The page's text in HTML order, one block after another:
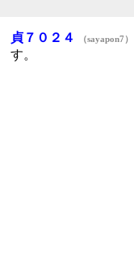
貞７０２４ （sayapon7）
す。